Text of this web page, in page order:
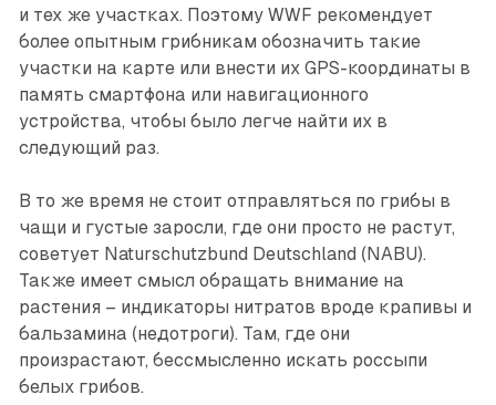
и тех же участках. Поэтому WWF рекомендует
более опытным грибникам обозначить такие
участки на карте или внести их GPS-координаты в
память смартфона или навигационного
устройства, чтобы было легче найти их в
следующий раз.
В то же время не стоит отправляться по грибы в
чащи и густые заросли, где они просто не растут,
советует Naturschutzbund Deutschland (NABU).
Также имеет смысл обращать внимание на
растения – индикаторы нитратов вроде крапивы и
бальзамина (недотроги). Там, где они
произрастают, бессмысленно искать россыпи
белых грибов.